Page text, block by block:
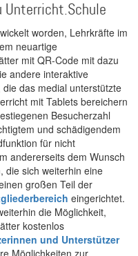
Unterricht.Schule
worden, Lehrkräfte im
neuartige
mit QR-Code mit dazu
andere interaktive
das medial unterstützte
mit Tablets bereichern
Besucherzahl
und schädigendem
für nicht
andererseits dem Wunsch
die sich weiterhin eine
großen Teil der
eingerichtet.
die Möglichkeit,
kostenlos
und Unterstützer
Möglichkeiten zur